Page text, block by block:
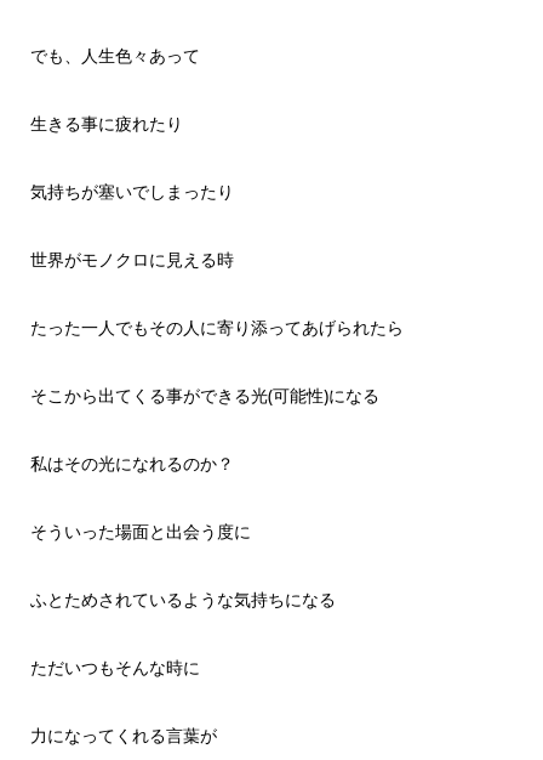
でも、人生色々あって
生きる事に疲れたり
気持ちが塞いでしまったり
世界がモノクロに見える時
たった一人でもその人に寄り添ってあげられたら
そこから出てくる事ができる光(可能性)になる
私はその光になれるのか？
そういった場面と出会う度に
ふとためされているような気持ちになる
ただいつもそんな時に
力になってくれる言葉が